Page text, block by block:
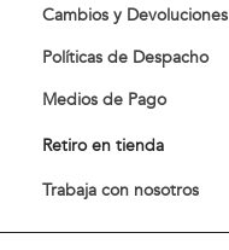
Cambios y Devoluciones
Políticas de Despacho
Medios de Pago
Retiro en tienda
Trabaja con nosotros